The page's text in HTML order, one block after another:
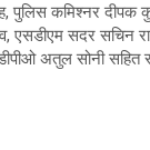
पुलिस कमिश्नर
एसडीएम सदर सचिन
अतुल सोनी सहित